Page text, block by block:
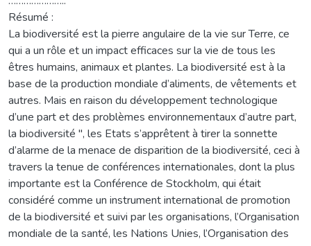
Résumé :
La biodiversité est la pierre angulaire de la vie sur Terre, ce
qui a un rôle et un impact efficaces sur la vie de tous les
êtres humains, animaux et plantes. La biodiversité est à la
base de la production mondiale d’aliments, de vêtements et
autres. Mais en raison du développement technologique
d’une part et des problèmes environnementaux d’autre part,
la biodiversité ", les Etats s’apprêtent à tirer la sonnette
d’alarme de la menace de disparition de la biodiversité, ceci à
travers la tenue de conférences internationales, dont la plus
importante est la Conférence de Stockholm, qui était
considéré comme un instrument international de promotion
de la biodiversité et suivi par les organisations, l’Organisation
mondiale de la santé, les Nations Unies, l’Organisation des